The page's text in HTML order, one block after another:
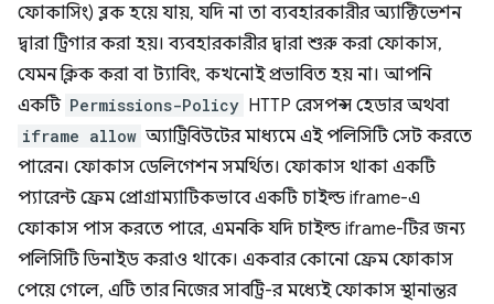
ফোকাসিং) ব্লক হয়ে যায়, যদি না তা ব্যবহারকারীর অ্যাক্টিভেশন
দ্বারা ট্রিগার করা হয়। ব্যবহারকারীর দ্বারা শুরু করা ফোকাস,
যেমন ক্লিক করা বা ট্যাবিং, কখনোই প্রভাবিত হয় না। আপনি
একটি Permissions-Policy HTTP রেসপন্স হেডার অথবা
iframe allow অ্যাট্রিবিউটের মাধ্যমে এই পলিসিটি সেট করতে
পারেন। ফোকাস ডেলিগেশন সমর্থিত। ফোকাস থাকা একটি
প্যারেন্ট ফ্রেম প্রোগ্রাম্যাটিকভাবে একটি চাইল্ড iframe-এ
ফোকাস পাস করতে পারে, এমনকি যদি চাইল্ড iframe-টির জন্য
পলিসিটি ডিনাইড করাও থাকে। একবার কোনো ফ্রেম ফোকাস
পেয়ে গেলে, এটি তার নিজের সাবট্রি-র মধ্যেই ফোকাস স্থানান্তর